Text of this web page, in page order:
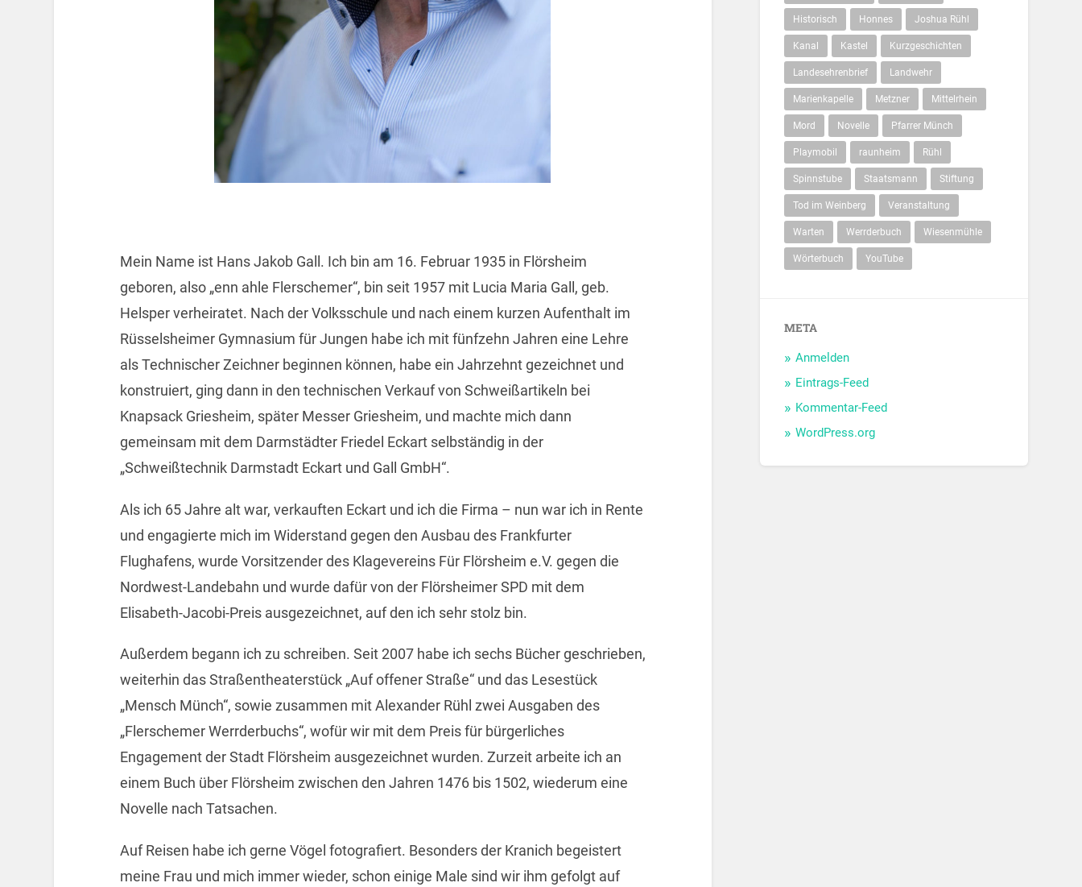
Mein Name ist Hans Jakob Gall. Ich bin am 16. Februar 1935 in Flörsheim
geboren, also „enn ahle Flerschemer“, bin seit 1957 mit Lucia Maria Gall, geb.
Helsper verheiratet. Nach der Volksschule und nach einem kurzen Aufenthalt im
Rüsselsheimer Gymnasium für Jungen habe ich mit fünfzehn Jahren eine Lehre
als Technischer Zeichner beginnen können, habe ein Jahrzehnt gezeichnet und
konstruiert, ging dann in den technischen Verkauf von Schweißartikeln bei
Knapsack Griesheim, später Messer Griesheim, und machte mich dann
gemeinsam mit dem Darmstädter Friedel Eckart selbständig in der
„Schweißtechnik Darmstadt Eckart und Gall GmbH“.
Als ich 65 Jahre alt war, verkauften Eckart und ich die Firma – nun war ich in Rente
und engagierte mich im Widerstand gegen den Ausbau des Frankfurter
Flughafens, wurde Vorsitzender des Klagevereins Für Flörsheim e.V. gegen die
Nordwest-Landebahn und wurde dafür von der Flörsheimer SPD mit dem
Elisabeth-Jacobi-Preis ausgezeichnet, auf den ich sehr stolz bin.
Außerdem begann ich zu schreiben. Seit 2007 habe ich sechs Bücher geschrieben,
weiterhin das Straßentheaterstück „Auf offener Straße“ und das Lesestück
„Mensch Münch“, sowie zusammen mit Alexander Rühl zwei Ausgaben des
„Flerschemer Werrderbuchs“, wofür wir mit dem Preis für bürgerliches
Engagement der Stadt Flörsheim ausgezeichnet wurden. Zurzeit arbeite ich an
einem Buch über Flörsheim zwischen den Jahren 1476 bis 1502, wiederum eine
Novelle nach Tatsachen.
Auf Reisen habe ich gerne Vögel fotografiert. Besonders der Kranich begeistert
meine Frau und mich immer wieder, schon einige Male sind wir ihm gefolgt auf
Historisch Honnes Joshua Rühl
Kanal Kastel Kurzgeschichten
Landesehrenbrief Landwehr
Marienkapelle Metzner Mittelrhein
Mord Novelle Pfarrer Münch
Playmobil raunheim Rühl
Spinnstube Staatsmann Stiftung
Tod im Weinberg Veranstaltung
Warten Werrderbuch Wiesenmühle
Wörterbuch YouTube
META
Anmelden
Eintrags-Feed
Kommentar-Feed
WordPress.org